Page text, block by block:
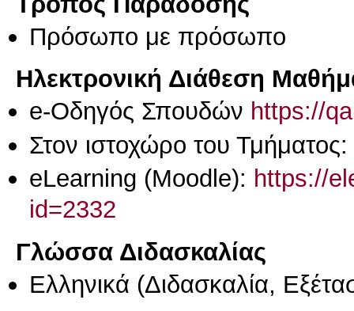
Πρόσωπο με πρόσωπο
Ηλεκτρονική Διάθεση
e-Οδηγός Σπουδών https://
Στον ιστοχώρο του Τμήματος:
eLearning (Moodle): https://
id=2332
Γλώσσα Διδασκαλίας
Ελληνικά (Διδασκαλία,